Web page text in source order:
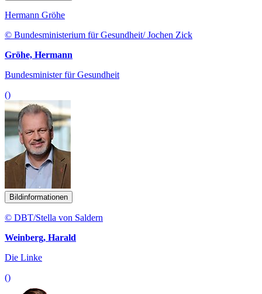
Hermann Gröhe
© Bundesministerium für Gesundheit/ Jochen Zick
Gröhe, Hermann
Bundesminister für Gesundheit
()
Bildinformationen
© DBT/Stella von Saldern
Weinberg, Harald
Die Linke
()